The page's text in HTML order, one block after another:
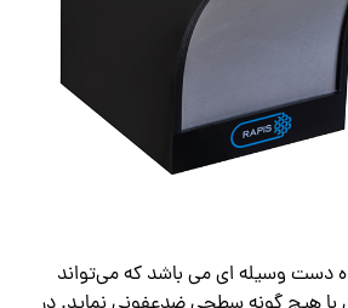
دست وسیله ای می باشد که می‌تواند